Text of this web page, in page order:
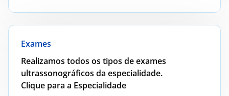
Exames
Realizamos todos os tipos de exames
ultrassonográficos da especialidade.
Clique para a Especialidade